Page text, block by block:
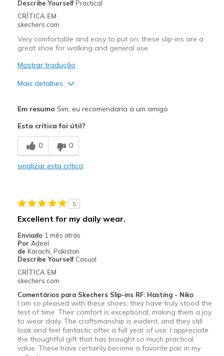
Describe Yourself Practical
CRÍTICA EM
skechers.com
Very comfortable and easy to put on, these slip-ins are a
great shoe for walking and general use.
Mostrar tradução
Mais detalhes
Stylish
Melhores utilizações
Casual Wear
Feels true to size
View On Shoes
Shoes are for Wearing
Em resumo Sim, eu recomendaria a um amigo
Esta crítica foi útil?
0 0
sinalizar esta crítica
5
Excellent for my daily wear.
Enviado 1 mês atrás
Por Adeel
de Karachi, Pakistan
Describe Yourself Casual
CRÍTICA EM
skechers.com
Comentários para Skechers Slip-ins RF: Hasting - Niko
I am so pleased with these shoes; they have truly stood the
test of time. Their comfort is exceptional, making them a joy
to wear daily. The craftsmanship is evident, and they still
look and feel fantastic after a full year of use. I appreciate
the thoughtful gift that has brought so much practical
value. These have certainly become a favorite pair in my